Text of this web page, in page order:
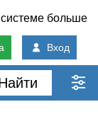
системе больше
Вход